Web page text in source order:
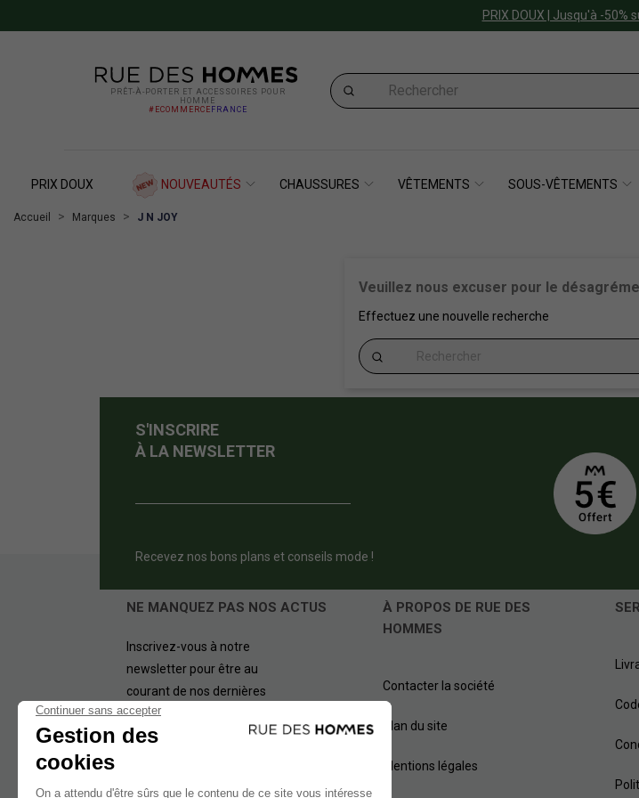
PRIX DOUX | Jusqu'à -50%
PRÊT-À-PORTER ET ACCESSOIRES POUR
HOMME
#ECOMMERCE FRANCE
PRIX DOUX NOUVEAUTÉS CHAUSSURES VÊTEMENTS SOUS-VÊTEMENTS
Accueil Marques J N JOY
Veuillez nous excuser pour le
Effectuez une nouvelle recherche
S'INSCRIRE
À LA NEWSLETTER
Recevez nos bons plans et conseils mode !
NE MANQUEZ PAS NOS ACTUS
Inscrivez-vous à notre
newsletter pour être au
courant de nos dernières
offres.
À PROPOS DE RUE DES
HOMMES
Contacter la société
Plan du site
Mentions légales